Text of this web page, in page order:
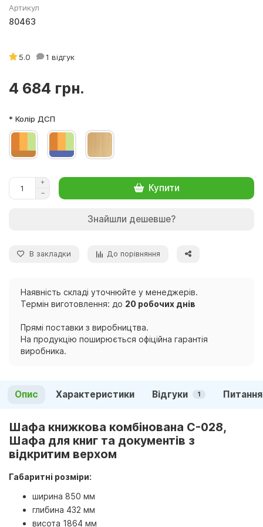
Артикул
80463
5.0 1 відгук
4 684 грн.
* Колір ДСП
Купити
Знайшли дешевше?
В закладки До порівняння
Наявність складі уточнюйте у менеджерів.
Термін виготовлення: до 20 робочих днів
Прямі поставки з виробництва.
На продукцію поширюється офіційна гарантія
виробника.
Опис Характеристики Відгуки 1
Шафа книжкова комбінована С-028,
Шафа для книг та документів з
відкритим верхом
Габаритні розміри:
ширина 850 мм
глибина 432 мм
висота 1864 мм